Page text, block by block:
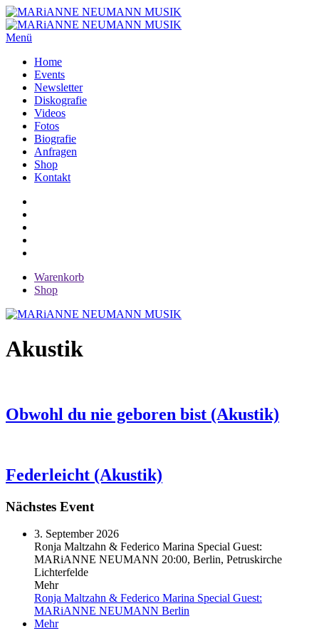
Menü
Home
Events
Newsletter
Diskografie
Videos
Fotos
Biografie
Anfragen
Shop
Kontakt
Warenkorb
Shop
Akustik
Obwohl du nie geboren bist (Akustik)
Federleicht (Akustik)
Nächstes Event
3. September 2026
Ronja Maltzahn & Federico Marina Special Guest:
MARiANNE NEUMANN 20:00, Berlin, Petruskirche
Lichterfelde
Mehr
Ronja Maltzahn & Federico Marina Special Guest:
MARiANNE NEUMANN Berlin
Mehr